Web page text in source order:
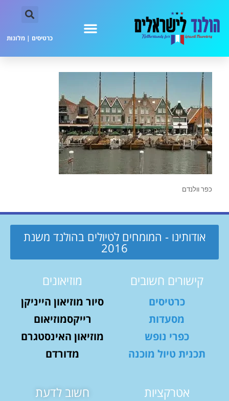
כרטיסים | מלונות
כפר וולנדם
אודותינו - המומחים לטיולים בהולנד משנת
2016
קישורים חשובים
כרטיסים
מסעדות
כפרי נופש
תכנית טיול מוכנה
מוזיאונים
סיור מוזיאון הייניקן
רייקסמוזיאום
מוזיאון האינסטגרם
מדורדם
אטרקציות חשוב לדעת